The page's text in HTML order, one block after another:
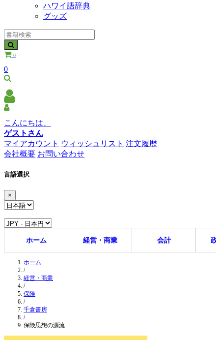
ハワイ語辞典
グッズ
0
0
こんにちは、
ゲストさん
マイアカウント ウィッシュリスト 注文履歴
会社概要 お問い合わせ
言語選択
×
ホーム 経営・商業 会計 政
ホーム
/
経営・商業
/
保険
/
千倉書房
/
保険思想の源流